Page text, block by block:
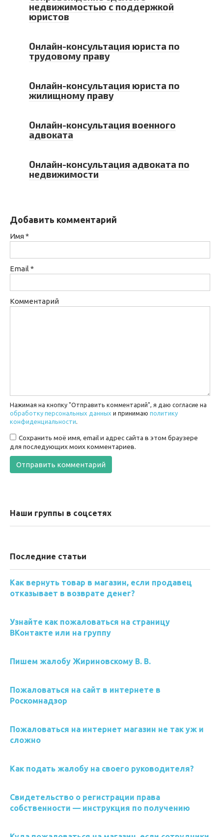
недвижимостью с поддержкой
юристов
Онлайн-консультация юриста по
трудовому праву
Онлайн-консультация юриста по
жилищному праву
Онлайн-консультация военного
адвоката
Онлайн-консультация адвоката по
недвижимости
Добавить комментарий
Имя*
Email *
Комментарий
Нажимая на кнопку "Отправить комментарий", я даю согласие на
обработку персональных данных и принимаю политику
конфиденциальности
Сохранить моё имя, email и адрес сайта в этом браузере
для последующих моих комментариев.
Наши группы в соцсетях
Последние статьи
Как вернуть товар в магазин, если продавец
отказывает в возврате денег?
Узнайте как пожаловаться на страницу
ВКонтакте или на группу
Пишем жалобу Жириновскому В. В.
Пожаловаться на сайт в интернете в
Роскомнадзор
Пожаловаться на интернет магазин не так уж и
сложно
Как подать жалобу на своего руководителя?
Свидетельство о регистрации права
собственности — инструкция по получению